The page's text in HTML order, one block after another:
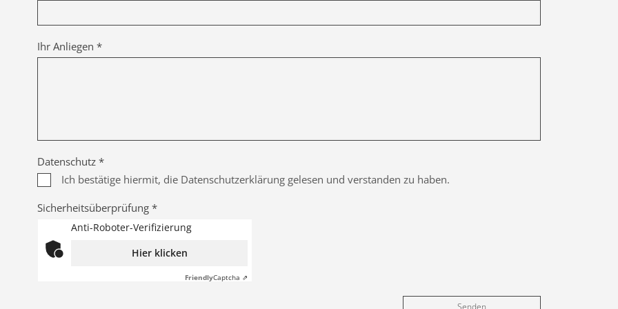
Ihr Anliegen *
Datenschutz *
Ich bestätige hiermit, die Datenschutzerklärung gelesen und verstanden zu haben.
Sicherheitsüberprüfung *
Anti-Roboter-Verifizierung
Hier klicken
FriendlyCaptcha ⇗